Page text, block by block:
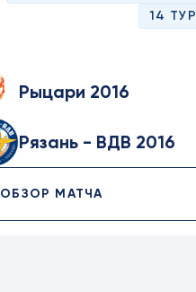
14 ТУР
Рыцари 2016
Рязань - ВДВ 2016
ОБЗОР МАТЧА